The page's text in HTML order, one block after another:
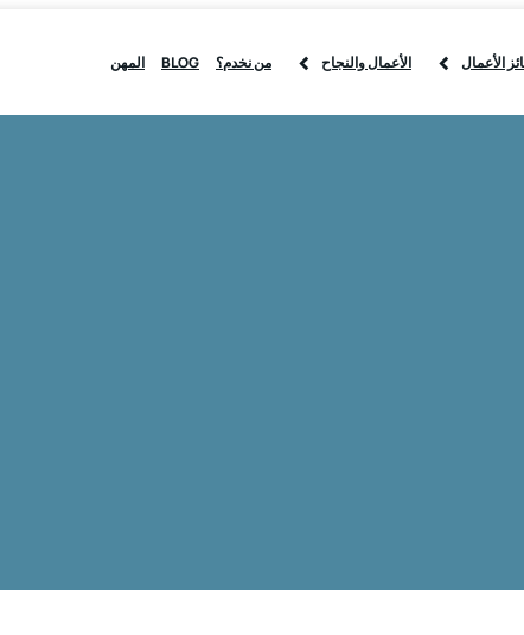
الأعمال الأعمال والنجاح من نخدم؟ BLOG المهن